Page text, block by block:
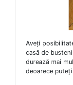
Aveți
casă de
durează mai
deoarece